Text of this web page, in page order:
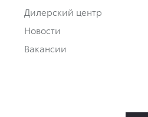
Дилерский центр
Новости
Вакансии